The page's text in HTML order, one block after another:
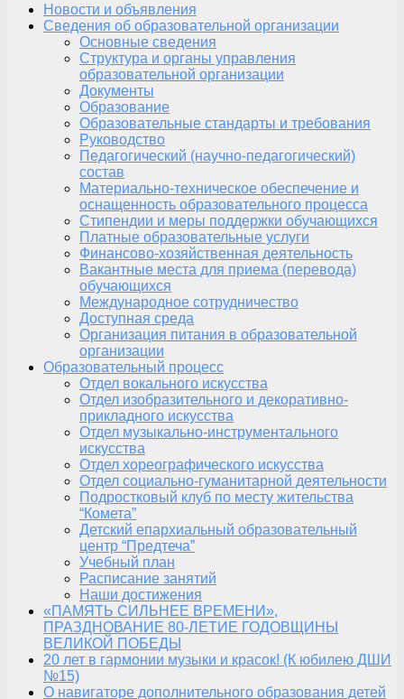
Новости и объявления
Сведения об образовательной организации
Основные сведения
Структура и органы управления
образовательной организации
Документы
Образование
Образовательные стандарты и требования
Руководство
Педагогический (научно-педагогический)
состав
Материально-техническое обеспечение и
оснащенность образовательного процесса
Стипендии и меры поддержки обучающихся
Платные образовательные услуги
Финансово-хозяйственная деятельность
Вакантные места для приема (перевода)
обучающихся
Международное сотрудничество
Доступная среда
Организация питания в образовательной
организации
Образовательный процесс
Отдел вокального искусства
Отдел изобразительного и декоративно-
прикладного искусства
Отдел музыкально-инструментального
искусства
Отдел хореографического искусства
Отдел социально-гуманитарной деятельности
Подростковый клуб по месту жительства
“Комета”
Детский епархиальный образовательный
центр “Предтеча”
Учебный план
Расписание занятий
Наши достижения
«ПАМЯТЬ СИЛЬНЕЕ ВРЕМЕНИ»,
ПРАЗДНОВАНИЕ 80-ЛЕТИЕ ГОДОВЩИНЫ
ВЕЛИКОЙ ПОБЕДЫ
20 лет в гармонии музыки и красок! (К юбилею ДШИ
№15)
О навигаторе дополнительного образования детей